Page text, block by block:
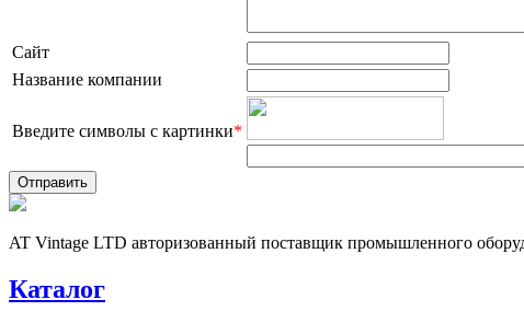
Сайт
Название компании
Введите символы с картинки*
AT Vintage LTD авторизованный поставщик промышленного
Каталог